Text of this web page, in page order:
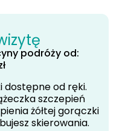
podróży od:
dostępne od ręki.
szczepień
żółtej gorączki
skierowania.